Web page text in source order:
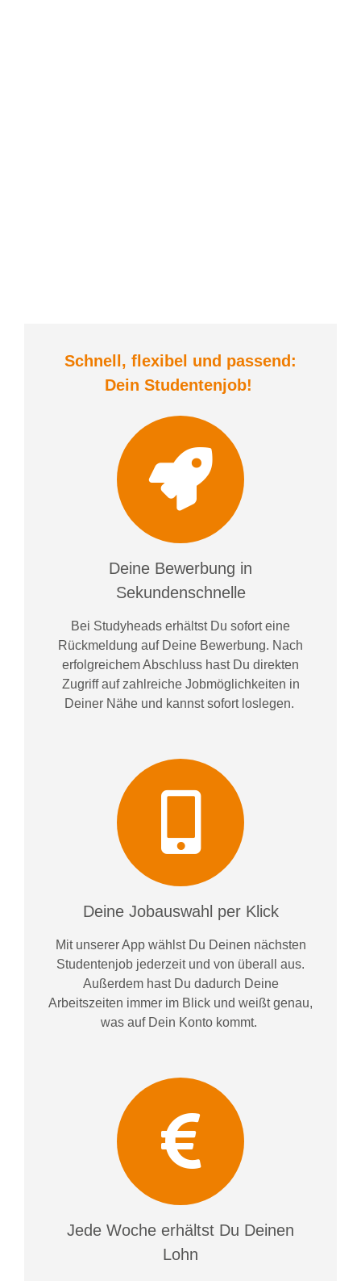
Schnell, flexibel und passend:
Dein Studentenjob!
Deine Bewerbung in
Sekundenschnelle
Bei Studyheads erhältst Du sofort eine
Rückmeldung auf Deine Bewerbung. Nach
erfolgreichem Abschluss hast Du direkten
Zugriff auf zahlreiche Jobmöglichkeiten in
Deiner Nähe und kannst sofort loslegen.
Deine Jobauswahl per Klick
Mit unserer App wählst Du Deinen nächsten
Studentenjob jederzeit und von überall aus.
Außerdem hast Du dadurch Deine
Arbeitszeiten immer im Blick und weißtgenau,
was auf Dein Konto kommt.
Jede Woche erhältst Du Deinen
Lohn